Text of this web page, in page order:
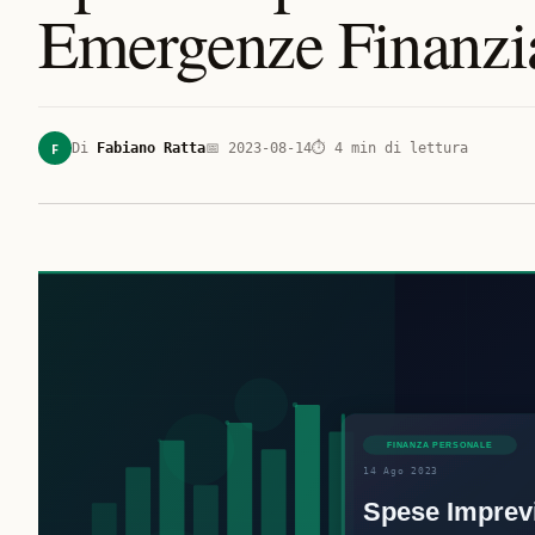
Emergenze
F Di Fabiano Ratta📅 2023-08-14⏱ 4 min di lettura